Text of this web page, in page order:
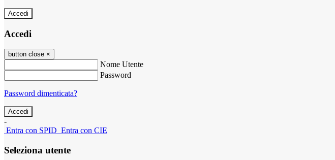
Accedi
Accedi
button close ×
Nome Utente
Password
Password dimenticata?
-
Entra con SPID Entra con CIE
Seleziona utente